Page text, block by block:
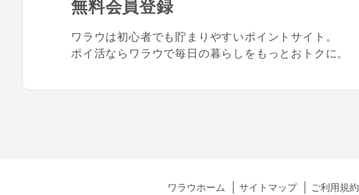
無料会員登録
ワラウは初心者でも貯まりやすいポイントサイト。
ポイ活ならワラウで毎日の暮らしをもっとおトクに。
ワラウホーム サイトマップ ご利用規約